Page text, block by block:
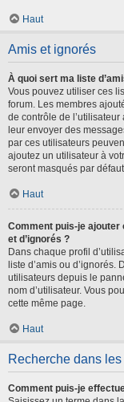
Haut
Amis et ignorés
À quoi sert ma liste
Vous pouvez utiliser ces
forum. Les membres
de contrôle de
leur envoyer des
par ces utilisateurs
ajoutez un utilisateur à
seront masqués par défaut.
Haut
Comment puis-je ajouter
et d’ignorés ?
Dans chaque profil
liste d’amis ou d’ignorés.
utilisateurs depuis le
nom d’utilisateur. Vous
cette même page.
Haut
Recherche dans
Comment puis-je